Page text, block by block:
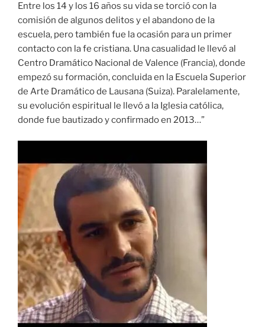
Entre los 14 y los 16 años su vida se torció con la
comisión de algunos delitos y el abandono de la
escuela, pero también fue la ocasión para un primer
contacto con la fe cristiana. Una casualidad le llevó al
Centro Dramático Nacional de Valence (Francia), donde
empezó su formación, concluida en la Escuela Superior
de Arte Dramático de Lausana (Suiza). Paralelamente,
su evolución espiritual le llevó a la Iglesia católica,
donde fue bautizado y confirmado en 2013…”